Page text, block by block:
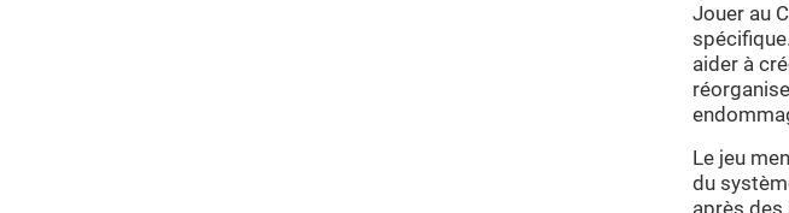
Jouer au
aider à
Le jeu
du
après